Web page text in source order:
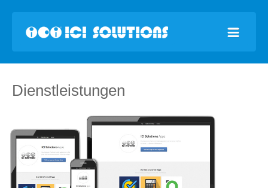
Dienstleistungen